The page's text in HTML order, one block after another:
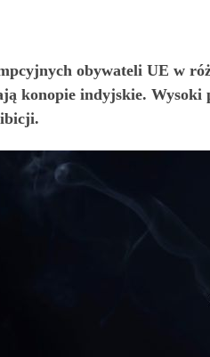
obywateli UE w
konopie indyjskie.